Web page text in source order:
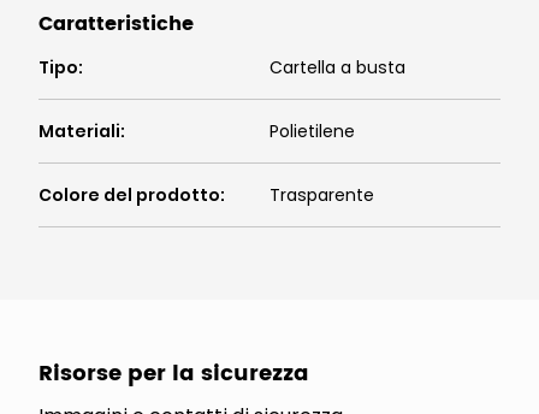
Caratteristiche
Tipo: Cartella a busta
Materiali: Polietilene
Colore del prodotto: Trasparente
Risorse per la sicurezza